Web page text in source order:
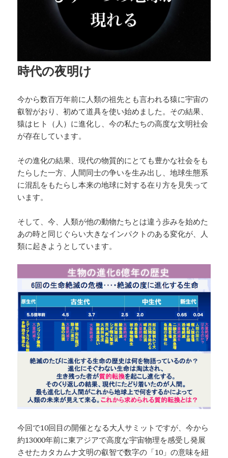
時代の夜明け
今から数百万年前に人類の祖先とも言われる猿に宇宙の
叡智がおり、初めて道具を使い始めました。その結果、
猿はヒト（人）に進化し、今の私たちの高度な文明社会
が存在しています。
その進化の結果、現代の物質的にとても豊かな社会をも
たらした一方、人間同士の争いを生み出し、地球生態系
に混乱をもたらし本来の地球に対する在り方を見失って
います。
そして、今、人類が他の動物たちとは違う歩みを始めた
あの時と同じぐらい大きなインパクトのある変化が、人
類に起きようとしています。
今回で10回目の開催となる大人サミットですが、今から
約13000年前に東アジアで高度な宇宙物理を感受し発展
させたカタカムナ文明の叡智で数字の「10」の意味を紐